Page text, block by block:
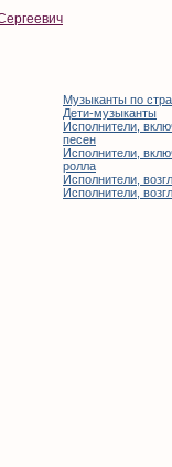
Музыканты по
Дети-музыканты
Исполнители,
песен
Исполнители,
ролла
Исполнители,
Исполнители,